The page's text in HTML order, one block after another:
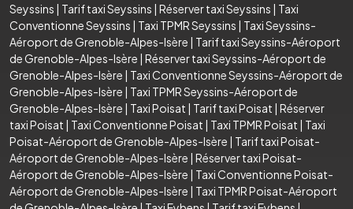
Seyssins | Tarif taxi Seyssins | Réserver taxi Seyssins | Taxi
Conventionne Seyssins | Taxi TPMR Seyssins | Taxi Seyssins-
Aéroport de Grenoble-Alpes-Isère | Tarif taxi Seyssins-Aéroport
de Grenoble-Alpes-Isère | Réserver taxi Seyssins-Aéroport de
Grenoble-Alpes-Isère | Taxi Conventionne Seyssins-Aéroport de
Grenoble-Alpes-Isère | Taxi TPMR Seyssins-Aéroport de
Grenoble-Alpes-Isère | Taxi Poisat | Tarif taxi Poisat | Réserver
taxi Poisat | Taxi Conventionne Poisat | Taxi TPMR Poisat | Taxi
Poisat-Aéroport de Grenoble-Alpes-Isère | Tarif taxi Poisat-
Aéroport de Grenoble-Alpes-Isère | Réserver taxi Poisat-
Aéroport de Grenoble-Alpes-Isère | Taxi Conventionne Poisat-
Aéroport de Grenoble-Alpes-Isère | Taxi TPMR Poisat-Aéroport